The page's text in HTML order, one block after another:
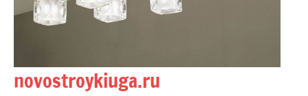
novostroykiuga.ru